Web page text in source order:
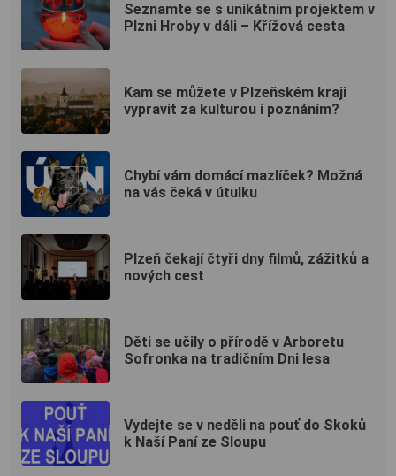
Seznamte se s unikátním projektem v
Plzni Hroby v dáli – Křížová cesta
Kam se můžete v Plzeňském kraji
vypravit za kulturou i poznáním?
Chybí vám domácí mazlíček? Možná
na vás čeká v útulku
Plzeň čekají čtyři dny filmů, zážitků a
nových cest
Děti se učily o přírodě v Arboretu
Sofronka na tradičním Dni lesa
Vydejte se v neděli na pouť do Skoků
k Naší Paní ze Sloupu